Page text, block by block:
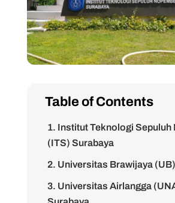
Table of Contents
1. Institut Teknologi Sepuluh
(ITS) Surabaya
2. Universitas Brawijaya
3. Universitas Airlangga